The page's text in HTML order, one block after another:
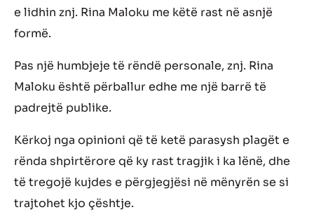
e lidhin znj. Rina Maloku me këtë rast në asnjë
formë.
Pas një humbjeje të rëndë personale, znj. Rina
Maloku është përballur edhe me një barrë të
padrejtë publike.
Kërkoj nga opinioni që të ketë parasysh plagët e
rënda shpirtërore që ky rast tragjik i ka lënë, dhe
të tregojë kujdes e përgjegjësi në mënyrën se si
trajtohet kjo çështje.